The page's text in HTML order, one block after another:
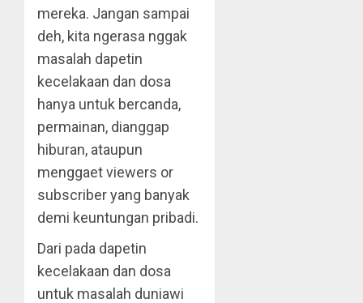
mereka. Jangan sampai
deh, kita ngerasa nggak
masalah dapetin
kecelakaan dan dosa
hanya untuk bercanda,
permainan, dianggap
hiburan, ataupun
menggaet viewers or
subscriber yang banyak
demi keuntungan pribadi.
Dari pada dapetin
kecelakaan dan dosa
untuk masalah duniawi